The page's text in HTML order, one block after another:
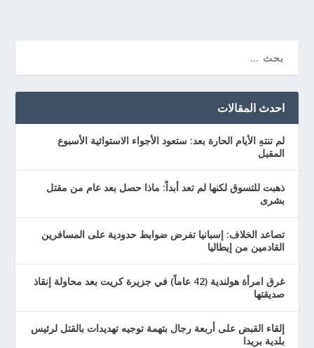
احدث المقالات
لم تنتهِ الأيام الحارة بعد: ستعود الأجواء الاستوائية الأسبوع
المقبل
ذهبت للتسوق لكنها لم تعد أبداً: ماذا حصل بعد عام من مقتل
بشرى
تصاعد الخلاف: إسبانيا تفرض ضوابط حدودية على المسافرين
القادمين من إيطاليا
غرق امرأة هولندية (42 عاماً) في جزيرة كريت بعد محاولة إنقاذ
صديقتها
إلقاء القبض على أربعة رجال بتهمة توجيه تهديدات بالقتل لرئيس
بلدية بريدا